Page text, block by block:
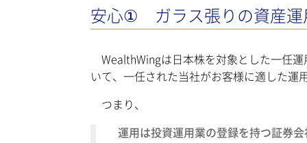
安心① ガラス張りの資産運
WealthWingは日本株を対象とした一任運
いて、一任された当社がお客様に適した運
つまり、
運用は投資運用業の登録を持つ証券